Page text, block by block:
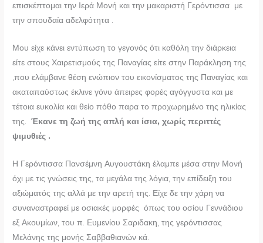
επισκέπτομαι την Ιερά Μονή και την μακαριστή Γερόντισσα με
την σπουδαία αδελφότητα .
Μου είχε κάνει εντύπωση το γεγονός ότι καθόλη την διάρκεια
είτε στους Χαιρετισμούς της Παναγίας είτε στην Παράκληση της
,που ελάμβανε θέση ενώπιον του εικονίσματος της Παναγίας και
ακαταπαύστως έκλινε γόνυ άπειρες φορές αγόγγυστα και με
τέτοια ευκολία και θείο πόθο παρα το προχωρημένο της ηλικίας
της. Έκανε τη ζωή της απλή και ίσια, χωρίς περιττές
ψιμυθιές .
Η Γερόντισσα Πανσέμνη Αυγουστάκη έλαμπε μέσα στην Μονή
όχι με τις γνώσεις της, τα μεγάλα της λόγια, την επίδειξη του
αξιώματός της αλλά με την αρετή της. Είχε δε την χάρη να
συναναστραφεί με οσιακές μορφές όπως του οσίου Γεννάδιου
εξ Ακουμίων, του π. Ευμενίου Σαριδακη, της γερόντισσας
Μελάνης της μονής Σαββαθιανών κά.